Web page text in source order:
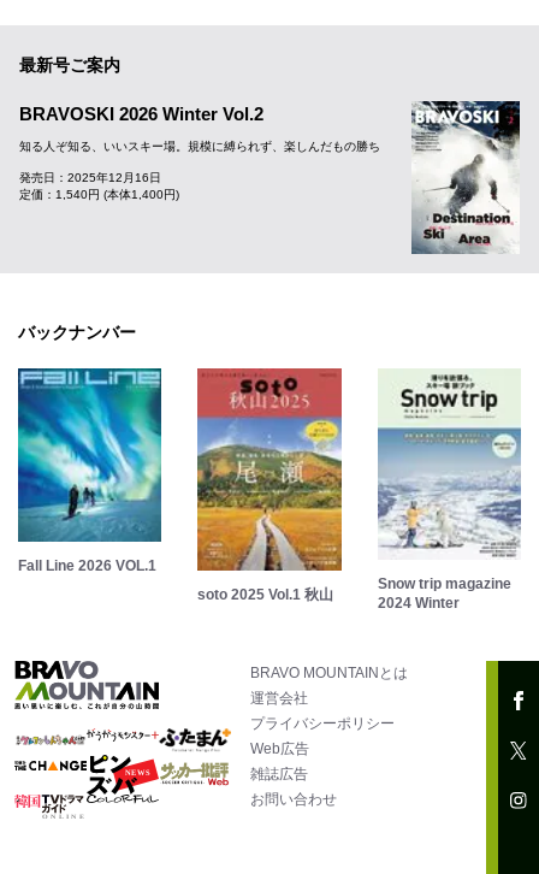
最新号ご案内
BRAVOSKI 2026 Winter Vol.2
知る人ぞ知る、いいスキー場。規模に縛られず、楽しんだもの勝ち
発売日：2025年12月16日
定価：1,540円 (本体1,400円)
バックナンバー
Fall Line 2026 VOL.1
soto 2025 Vol.1 秋山
Snow trip magazine
2024 Winter
BRAVO MOUNTAINとは
運営会社
プライバシーポリシー
Web広告
雑誌広告
お問い合わせ